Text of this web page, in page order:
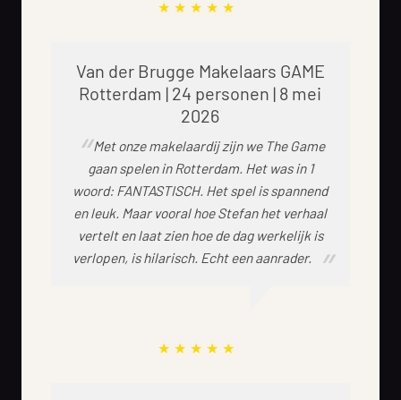
Van der Brugge Makelaars GAME
Rotterdam | 24 personen | 8 mei
2026
Met onze makelaardij zijn we The Game
gaan spelen in Rotterdam. Het was in 1
woord: FANTASTISCH. Het spel is spannend
en leuk. Maar vooral hoe Stefan het verhaal
vertelt en laat zien hoe de dag werkelijk is
verlopen, is hilarisch. Echt een aanrader.